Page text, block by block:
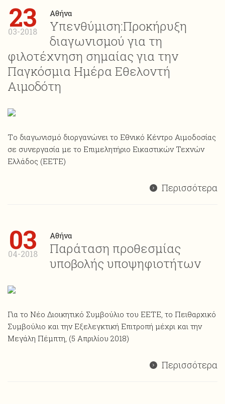
23
03-2018
Αθήνα
Υπενθύμιση:Προκήρυξη
διαγωνισμού για τη
φιλοτέχνηση σημαίας για την
Παγκόσμια Ημέρα Εθελοντή
Αιμοδότη
Tο διαγωνισμό διοργανώνει το Εθνικό Κέντρο Αιμοδοσίας
σε συνεργασία με το Επιμελητήριο Εικαστικών Τεχνών
Ελλάδος (EETE)
Περισσότερα
03
04-2018
Αθήνα
Παράταση προθεσμίας
υποβολής υποψηφιοτήτων
Για το Νέο Διοικητικό Συμβούλιο του ΕΕΤΕ, το Πειθαρχικό
Συμβούλιο και την Εξελεγκτική Επιτροπή μέχρι και την
Μεγάλη Πέμπτη, (5 Απριλίου 2018)
Περισσότερα